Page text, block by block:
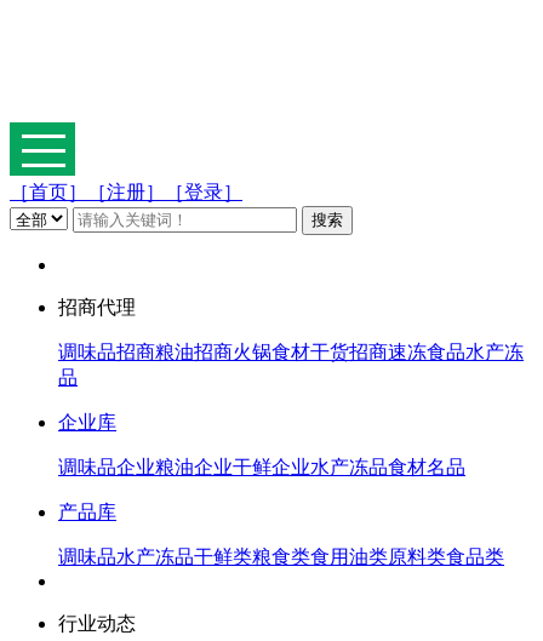
［首页］ ［注册］ ［登录］
招商代理
调味品招商粮油招商火锅食材干货招商速冻食品水产冻
品
企业库
调味品企业粮油企业干鲜企业水产冻品食材名品
产品库
调味品水产冻品干鲜类粮食类食用油类原料类食品类
行业动态